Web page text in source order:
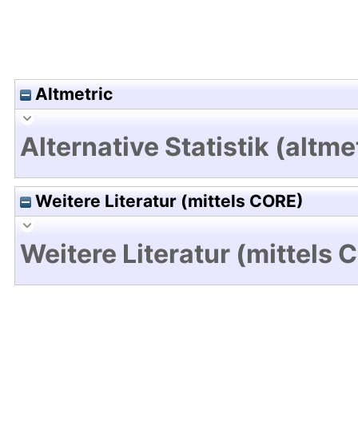
Altmetric
Alternative Statistik
Weitere Literatur (mittels CORE)
Weitere Literatur (mittels